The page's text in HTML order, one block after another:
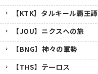
【KTK】タルキール覇王譚
【JOU】ニクスへの旅
【BNG】神々の軍勢
【THS】テーロス